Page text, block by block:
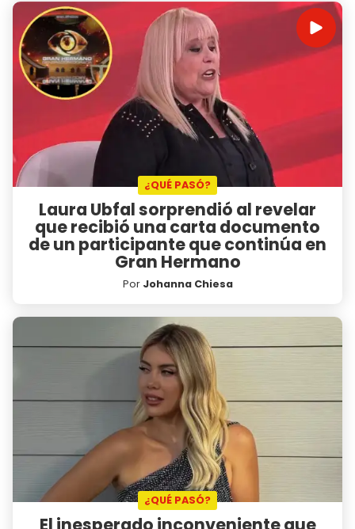
¿QUÉ PASÓ?
Laura Ubfal sorprendió al revelar
que recibió una carta documento
de un participante que continúa en
Gran Hermano
Por Johanna Chiesa
¿QUÉ PASÓ?